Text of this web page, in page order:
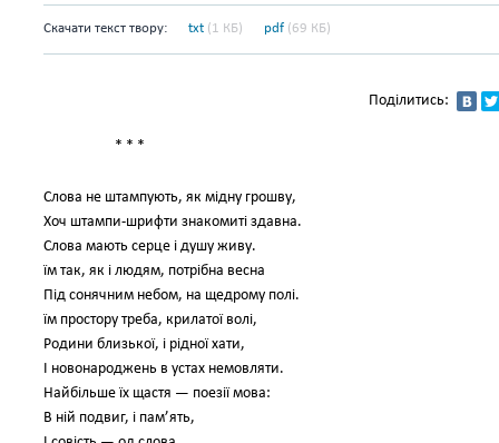
Скачати текст твору: txt (1 КБ) pdf (69 КБ)
Поділитись:
* * *
Слова не штампують, як мідну грошву,
Хоч штампи-шрифти знакомиті здавна.
Слова мають серце і душу живу.
їм так, як і людям, потрібна весна
Під сонячним небом, на щедрому полі.
їм простору треба, крилатої волі,
Родини близької, і рідної хати,
І новонароджень в устах немовляти.
Найбільше їх щастя — поезії мова:
В ній подвиг, і пам’ять,